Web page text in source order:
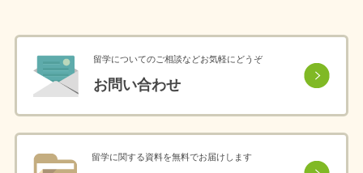
留学についてのご相談などお気軽にどうぞ
お問い合わせ
留学に関する資料を無料でお届けします